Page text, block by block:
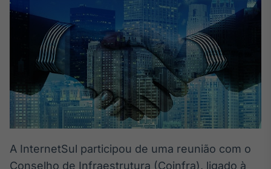
Plataforma para
conteúdos
personalizados
Soluções de Dados
e Conteúdos
Broadcast
OTC
Plataforma para
negociação de
ativos
Broadcast
A InternetSul participou de uma reunião com o
Conselho de Infraestrutura (Coinfra), ligado à